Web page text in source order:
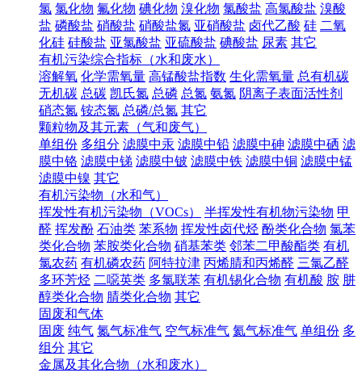
氯 氯化物 氟化物 碘化物 溴化物 氯酸盐 高氯酸盐 溴酸
盐 磷酸盐 硝酸盐 硝酸盐氮 亚硝酸盐 卤代乙酸 硅 二氧
化硅 硅酸盐 亚氯酸盐 亚硫酸盐 碘酸盐 尿素 其它
有机污染综合指标（水和废水）
溶解氧 化学需氧量 高锰酸盐指数 生化需氧量 总有机碳
无机碳 总碳 凯氏氮 总磷 总氮 氨氮 阴离子表面活性剂
硝态氮 铵态氮 总磷/总氮 其它
颗粒物及其元素（气和废气）
单组份 多组分 滤膜中汞 滤膜中铅 滤膜中砷 滤膜中硒 滤
膜中铬 滤膜中锑 滤膜中铍 滤膜中铁 滤膜中铜 滤膜中锰
滤膜中镍 其它
有机污染物（水和气）
挥发性有机污染物（VOCs）
半挥发性有机物污染物 甲
醛 挥发酚 石油类 苯系物 挥发性卤代烃 酚类化合物 氯苯
类化合物 苯胺类化合物 硝基苯类 邻苯二甲酸酯类 有机
氯农药 有机磷农药 阿特拉津 丙烯腈和丙烯醛 三氯乙醛
多环芳烃 二噁英类 多氯联苯 有机锡化合物 有机酸 胺 肼
醇类化合物 腈类化合物 其它
固废和气体
固废 纯气 氮气标准气 空气标准气 氦气标准气 单组份 多
组分 其它
金属及其化合物（水和废水）